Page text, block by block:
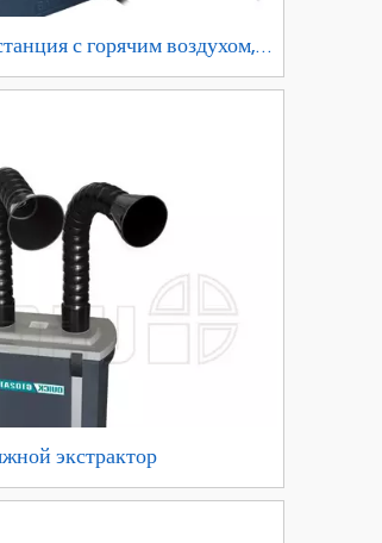
с горячим воздухом,
электрический утюг с
экстрактор